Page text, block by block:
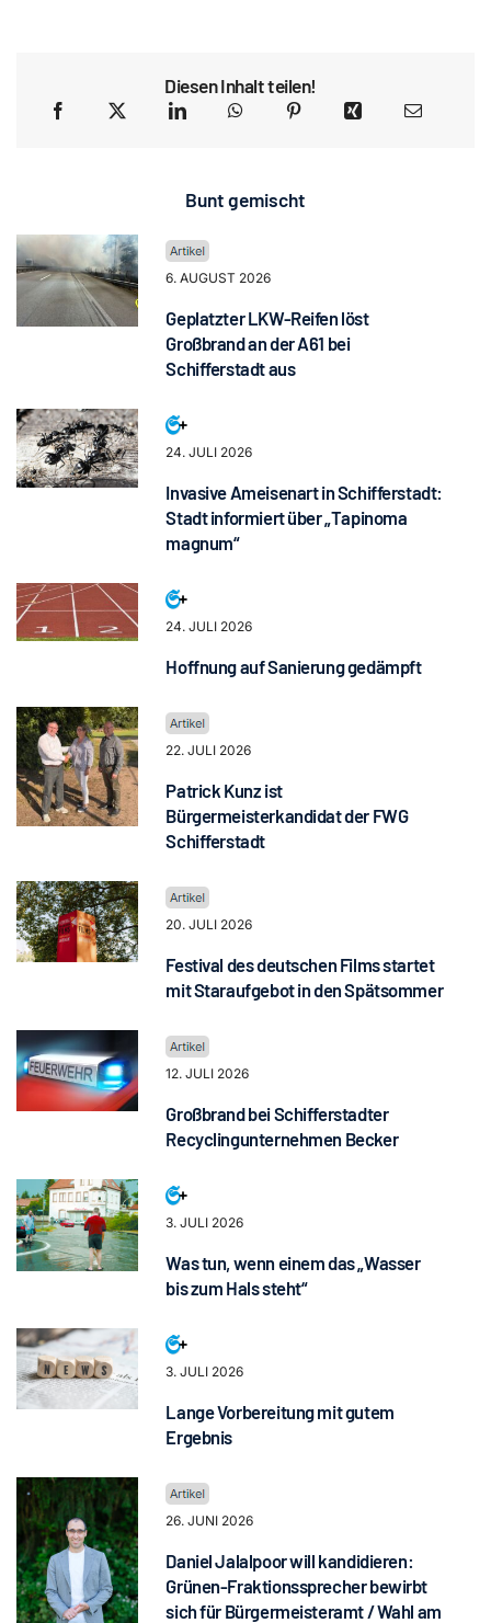
Diesen Inhalt teilen!
Bunt gemischt
6. AUGUST 2026
Geplatzter LKW-Reifen löst
Großbrand an der A61 bei
Schifferstadt aus
24. JULI 2026
Invasive Ameisenart in Schifferstadt:
Stadt informiert über „Tapinoma
magnum“
24. JULI 2026
Hoffnung auf Sanierung gedämpft
22. JULI 2026
Patrick Kunz ist
Bürgermeisterkandidat der FWG
Schifferstadt
20. JULI 2026
Festival des deutschen Films startet
mit Staraufgebot in den Spätsommer
12. JULI 2026
Großbrand bei Schifferstadter
Recyclingunternehmen Becker
3. JULI 2026
Was tun, wenn einem das „Wasser
bis zum Hals steht“
3. JULI 2026
Lange Vorbereitung mit gutem
Ergebnis
26. JUNI 2026
Daniel Jalalpoor will kandidieren:
Grünen-Fraktionssprecher bewirbt
sich für Bürgermeisteramt / Wahl am